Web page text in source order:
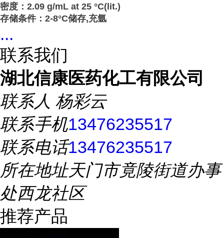
密度：2.09 g/mL at 25 °C(lit.)
存储条件：2-8°C储存,充氩
...
联系我们
湖北信康医药化工有限公司
联系人 杨彩云
联系手机13476235517
联系电话13476235517
所在地址天门市竟陵街道办事
处西龙社区
推荐产品